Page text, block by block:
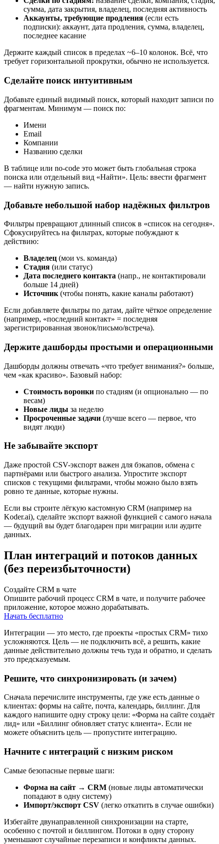
сумма, дата закрытия, владелец, последняя активность
Аккаунты, требующие продления (если есть
подписки): аккаунт, дата продления, сумма, владелец,
последнее касание
Держите каждый список в пределах ~6–10 колонок. Всё, что
требует горизонтальной прокрутки, обычно не используется.
Сделайте поиск интуитивным
Добавьте единый видимый поиск, который находит записи по
фрагментам. Минимум — поиск по:
Имени
Email
Компании
Названию сделки
В таблице или no-code это может быть глобальная строка
поиска или отдельный вид «Найти». Цель: ввести фрагмент
— найти нужную запись.
Добавьте небольшой набор надёжных фильтров
Фильтры превращают длинный список в «список на сегодня».
Сфокусируйтесь на фильтрах, которые побуждают к
действию:
Владелец (мои vs. команда)
Стадия (или статус)
Дата последнего контакта (напр., не контактировали
больше 14 дней)
Источник (чтобы понять, какие каналы работают)
Если добавляете фильтры по датам, дайте чёткое определение
(например, «последний контакт» = последняя
зарегистрированная звонок/письмо/встреча).
Держите дашборды простыми и операционными
Дашборды должны отвечать «что требует внимания?» больше,
чем «как красиво». Базовый набор:
Стоимость воронки по стадиям (и опционально — по
весам)
Новые лиды за неделю
Просроченные задачи (лучше всего — первое, что
видят люди)
Не забывайте экспорт
Даже простой CSV-экспорт важен для бэкапов, обмена с
партнёрами или быстрого анализа. Упростите экспорт
списков с текущими фильтрами, чтобы можно было взять
ровно те данные, которые нужны.
Если вы строите лёгкую кастомную CRM (например на
Koder.ai), сделайте экспорт важной функцией с самого начала
— будущий вы будет благодарен при миграции или аудите
данных.
План интеграций и потоков данных
(без переизбыточности)
Создайте CRM в чате
Опишите рабочий процесс CRM в чате, и получите рабочее
приложение, которое можно дорабатывать.
Начать бесплатно
Интеграции — это место, где проекты «простых CRM» тихо
усложняются. Цель — не подключить всё, а решить, какие
данные действительно должны течь туда и обратно, и сделать
это предсказуемым.
Решите, что синхронизировать (и зачем)
Сначала перечислите инструменты, где уже есть данные о
клиентах: формы на сайте, почта, календарь, биллинг. Для
каждого напишите одну строку цели: «Форма на сайте создаёт
лид» или «Биллинг обновляет статус клиента». Если не
можете объяснить цель — пропустите интеграцию.
Начните с интеграций с низким риском
Самые безопасные первые шаги:
Форма на сайт → CRM (новые лиды автоматически
попадают в одну систему)
Импорт/экспорт CSV (легко откатить в случае ошибки)
Избегайте двунаправленной синхронизации на старте,
особенно с почтой и биллингом. Потоки в одну сторону
уменьшают случайные перезаписи и конфликты данных.